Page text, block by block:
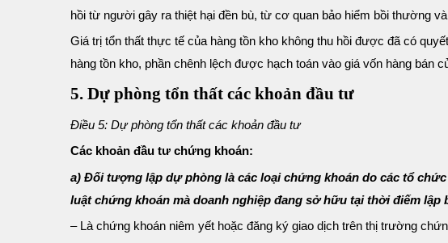
hồi từ người gây ra thiệt hại đền bù, từ cơ quan bảo hiểm bồi thường
Giá trị tổn thất thực tế của hàng tồn kho không thu hồi được đã có
hàng tồn kho, phần chênh lệch được hạch toán vào giá vốn hàng bán
5. Dự phòng tổn thất các khoản đầu tư
Điều 5: Dự phòng tổn thất các khoản đầu tư
Các khoản đầu tư chứng khoán:
a) Đối tượng lập dự phòng là các loại chứng khoán do các tổ
luật chứng khoán mà doanh nghiệp đang sở hữu tại thời điếm lập
– Là chứng khoán niêm yết hoặc đăng ký giao dịch trên thị trường